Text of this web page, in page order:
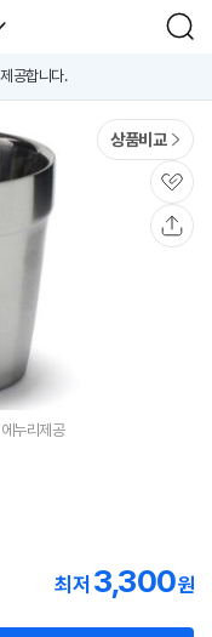
검
공합니다.
상품비교
관
심
누리제공
최저 3,300원